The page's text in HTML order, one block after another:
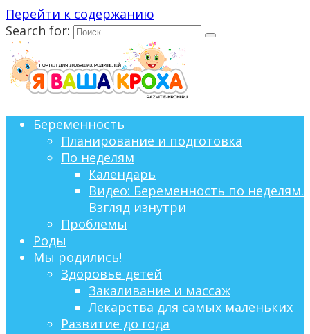
Перейти к содержанию
Search for:
Беременность
Планирование и подготовка
По неделям
Календарь
Видео: Беременность по неделям.
Взгляд изнутри
Проблемы
Роды
Мы родились!
Здоровье детей
Закаливание и массаж
Лекарства для самых маленьких
Развитие до года